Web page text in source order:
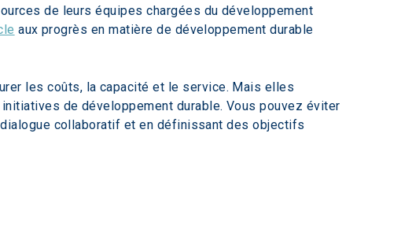
de leurs équipes chargées du développement
aux progrès en matière de développement durable
les coûts, la capacité et le service. Mais elles
de développement durable. Vous pouvez éviter
collaboratif et en définissant des objectifs